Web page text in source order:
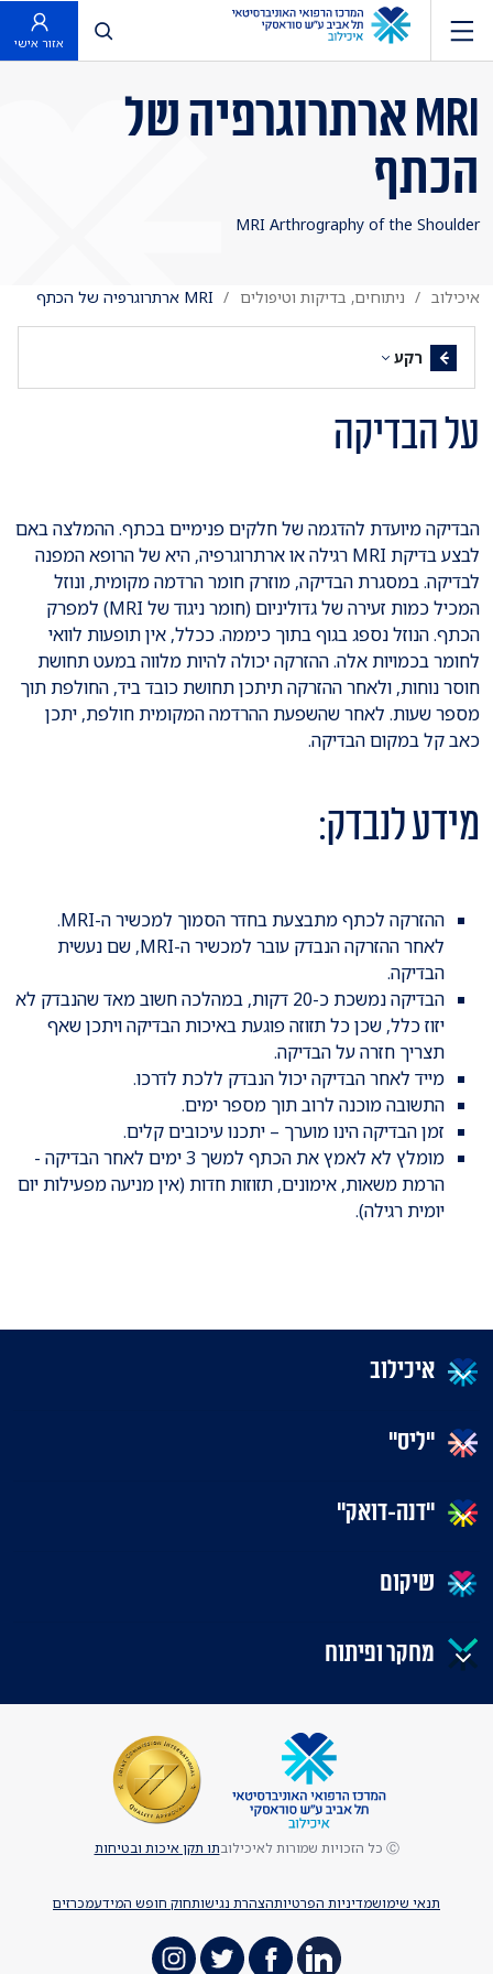
פתח חיפוש
אזור אישי
MRI ארתרוגרפיה של
הכתף
MRI Arthrography of the Shoulder
איכילוב ניתוחים, בדיקות וטיפולים MRI ארתרוגרפיה של הכתף
רקע
על הבדיקה
הבדיקה מיועדת להדגמה של חלקים פנימיים בכתף. ההמלצה באם
לבצע בדיקת MRI רגילה או ארתרוגרפיה, היא של הרופא המפנה
לבדיקה. במסגרת הבדיקה, מוזרק חומר הרדמה מקומית, ונוזל
המכיל כמות זעירה של גדוליניום (חומר ניגוד של MRI) למפרק
הכתף. הנוזל נספג בגוף בתוך כיממה. ככלל, אין תופעות לוואי
לחומר בכמויות אלה. ההזרקה יכולה להיות מלווה במעט תחושת
חוסר נוחות, ולאחר ההזרקה תיתכן תחושת כובד ביד, החולפת תוך
מספר שעות. לאחר שהשפעת ההרדמה המקומית חולפת, יתכן
כאב קל במקום הבדיקה.
מידע לנבדק:
ההזרקה לכתף מתבצעת בחדר הסמוך למכשיר ה-MRI.
לאחר ההזרקה הנבדק עובר למכשיר ה-MRI, שם נעשית
הבדיקה.
הבדיקה נמשכת כ-20 דקות, במהלכה חשוב מאד שהנבדק לא
יזוז כלל, שכן כל תזוזה פוגעת באיכות הבדיקה ויתכן שאף
תצריך חזרה על הבדיקה.
מייד לאחר הבדיקה יכול הנבדק ללכת לדרכו.
התשובה מוכנה לרוב תוך מספר ימים.
זמן הבדיקה הינו מוערך – יתכנו עיכובים קלים.
מומלץ לא לאמץ את הכתף למשך 3 ימים לאחר הבדיקה -
הרמת משאות, אימונים, תזוזות חדות (אין מניעה מפעילות יום
יומית רגילה).
איכילוב
"ליס"
"דנה-דואק"
שיקום
מחקר ופיתוח
תנאי שימושמדיניות הפרטיותהצהרת נגישותחוק חופש המידעמכרזים
Ⓒ כל הזכויות שמורות לאיכילוב תו תקן איכות ובטיחות